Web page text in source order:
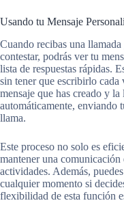
Usando tu Mensaje
Cuando recibas una
contestar, podrás ver tu
lista de respuestas rápidas.
sin tener que escribirlo cada
mensaje que has creado y la
automáticamente, enviando
llama.
Este proceso no solo es
mantener una
actividades. Además,
cualquier momento si
flexibilidad de esta función